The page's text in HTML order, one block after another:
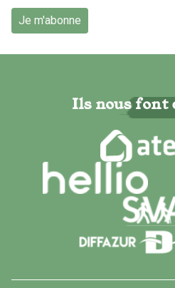
Je m'abonne
Ils nous font